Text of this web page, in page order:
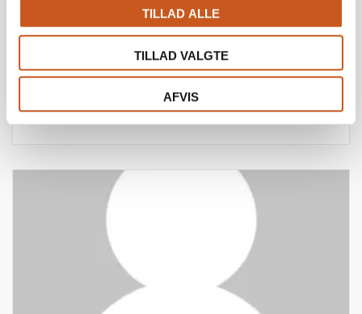
TILLAD ALLE
TILLAD VALGTE
AFVIS
NICOLAJ ANDERSEN
Tlf.: 23272314